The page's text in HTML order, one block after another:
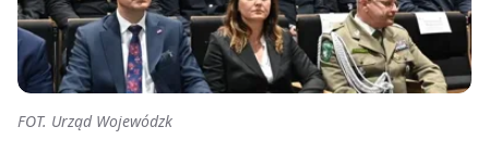
FOT. Urząd Wojewódzk